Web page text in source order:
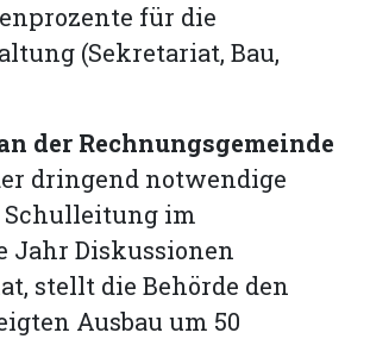
für die
(Sekretariat, Bau,
der Rechnungsgemeinde
dringend notwendige
Schulleitung im
Jahr Diskussionen
stellt die Behörde den
Ausbau um 50